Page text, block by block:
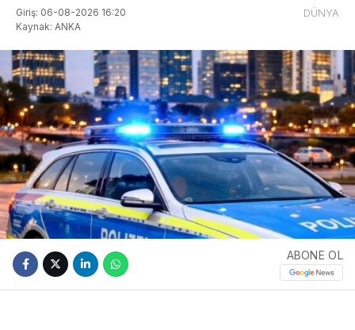
Giriş: 06-08-2026 16:20
Kaynak: ANKA
DÜNYA
ABONE OL